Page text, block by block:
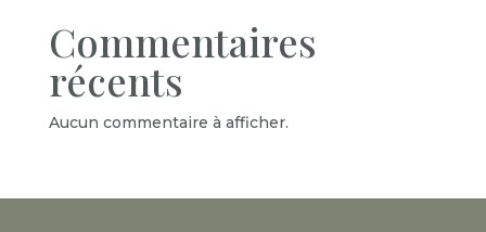
Commentaires
récents
Aucun commentaire à afficher.